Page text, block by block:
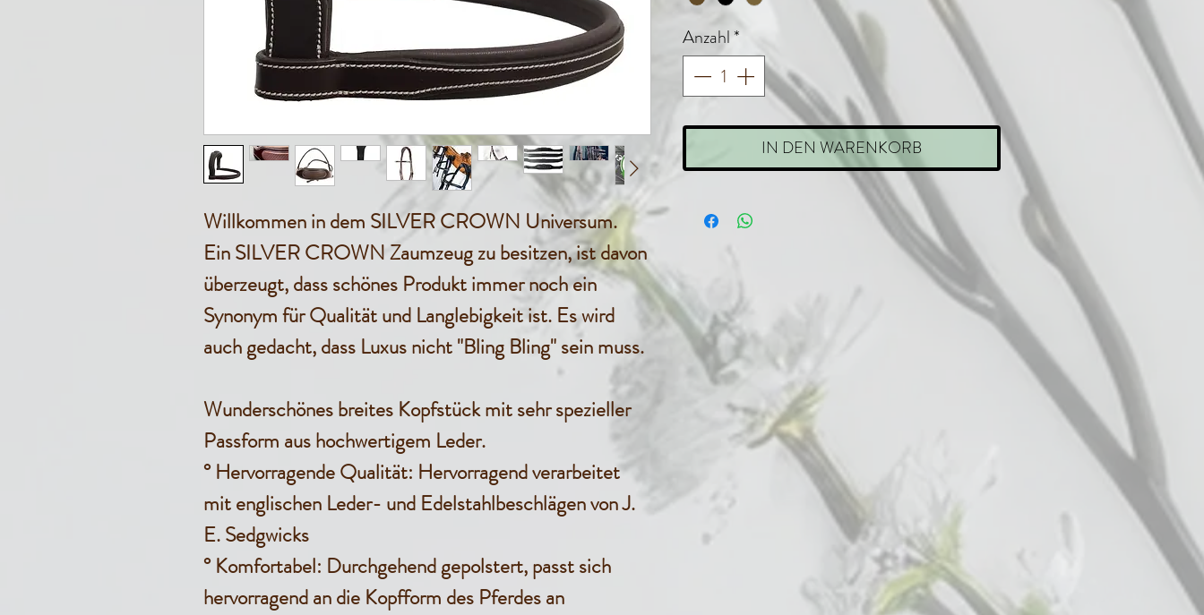
Willkommen in dem SILVER CROWN Universum.
Ein SILVER CROWN Zaumzeug zu besitzen, ist davon
überzeugt, dass schönes Produkt immer noch ein
Synonym für Qualität und Langlebigkeit ist. Es wird
auch gedacht, dass Luxus nicht "Bling Bling" sein muss.
Wunderschönes breites Kopfstückmit sehr spezieller
Passform aus hochwertigem Leder.
°Hervorragende Qualität: Hervorragend verarbeitet
mit englischen Leder- und Edelstahlbeschlägen von J.
E. Sedgwicks
°Komfortabel: Durchgehend gepolstert, passt sich
hervorragend an die Kopfform des Pferdes an
Anzahl*
IN DEN WARENKORB